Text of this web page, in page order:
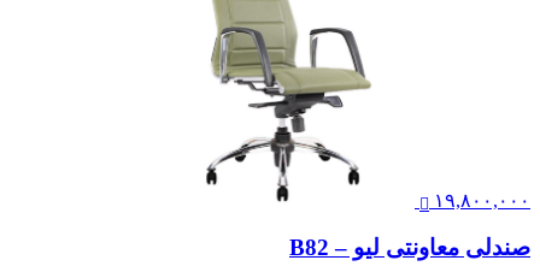
۱۹,۸۰۰,۰۰۰
صندلی معاونتی لیو – B82